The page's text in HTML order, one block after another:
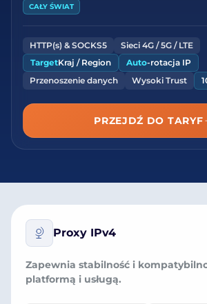
CAŁY ŚWIAT
HTTP(s) & SOCKS5
Sieci 4G / 5G / LTE
TargetKraj / Region Auto-rotacja IP
Przenoszenie danych
Wysoki Trust
PRZEJDŹ DO TARYF
Proxy IPv4
Zapewnia stabilność i
platformą i usługą.